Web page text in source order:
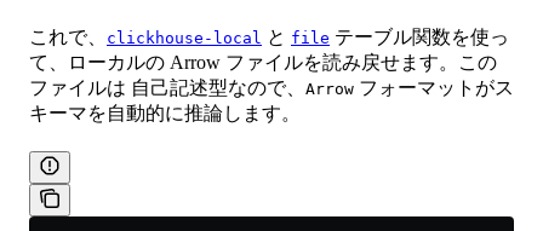
これで、 clickhouse-local と file テーブル関数を使っ
て、ローカルの Arrow ファイルを読み戻せます。この
ファイルは 自己記述型なので、 Arrow フォーマットがス
キーマを自動的に推論します。